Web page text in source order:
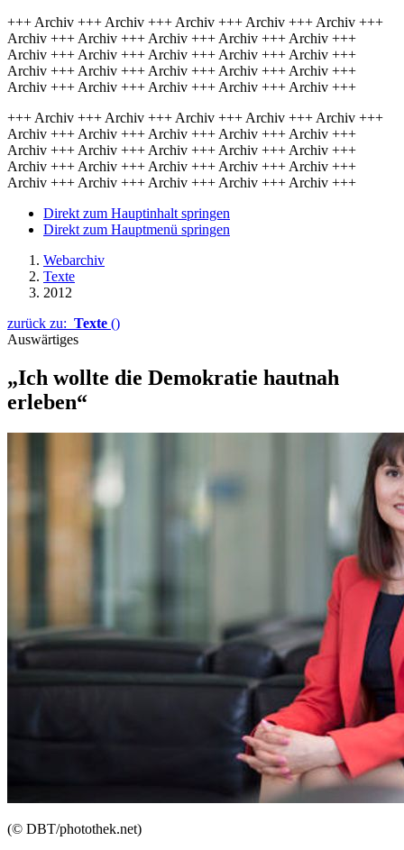
+++ Archiv +++ Archiv +++ Archiv +++ Archiv +++ Archiv +++
Archiv +++ Archiv +++ Archiv +++ Archiv +++ Archiv +++
Archiv +++ Archiv +++ Archiv +++ Archiv +++ Archiv +++
Archiv +++ Archiv +++ Archiv +++ Archiv +++ Archiv +++
Archiv +++ Archiv +++ Archiv +++ Archiv +++ Archiv +++
+++ Archiv +++ Archiv +++ Archiv +++ Archiv +++ Archiv +++
Archiv +++ Archiv +++ Archiv +++ Archiv +++ Archiv +++
Archiv +++ Archiv +++ Archiv +++ Archiv +++ Archiv +++
Archiv +++ Archiv +++ Archiv +++ Archiv +++ Archiv +++
Archiv +++ Archiv +++ Archiv +++ Archiv +++ Archiv +++
Direkt zum Hauptinhalt springen
Direkt zum Hauptmenü springen
Webarchiv
Texte
2012
zurück zu: Texte ()
Auswärtiges
„Ich wollte die Demokratie hautnah
erleben“
(© DBT/photothek.net)